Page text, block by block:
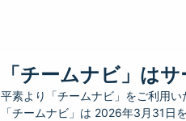
「チームナビ」は
平素より「チームナビ」をご利用い
「チームナビ」は 2026年3月31日